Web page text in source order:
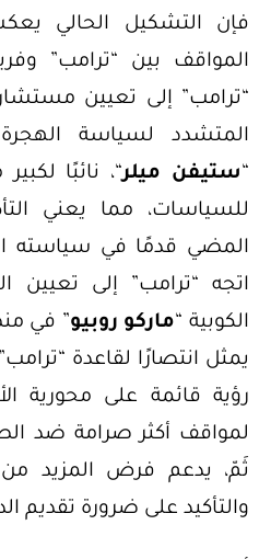
فإن التشكيل الحالي
المواقف بين “ترامب”
“ترامب” إلى تعيين
المتشدد لسياسة الهجرة
ستيفن ميلر“، نائبًا
للسياسات، مما يعني
المضي قدمًا في سياسته
اتجه “ترامب” إلى تعيين
الكوبية “ ماركو روبيو” في
يمثل انتصارًا لقاعدة “ترامب”
رؤية قائمة على محورية
لمواقف أكثر صرامة ضد
ثَمّ، يدعم فرض المزيد من
والتأكيد على ضرورة تقديم